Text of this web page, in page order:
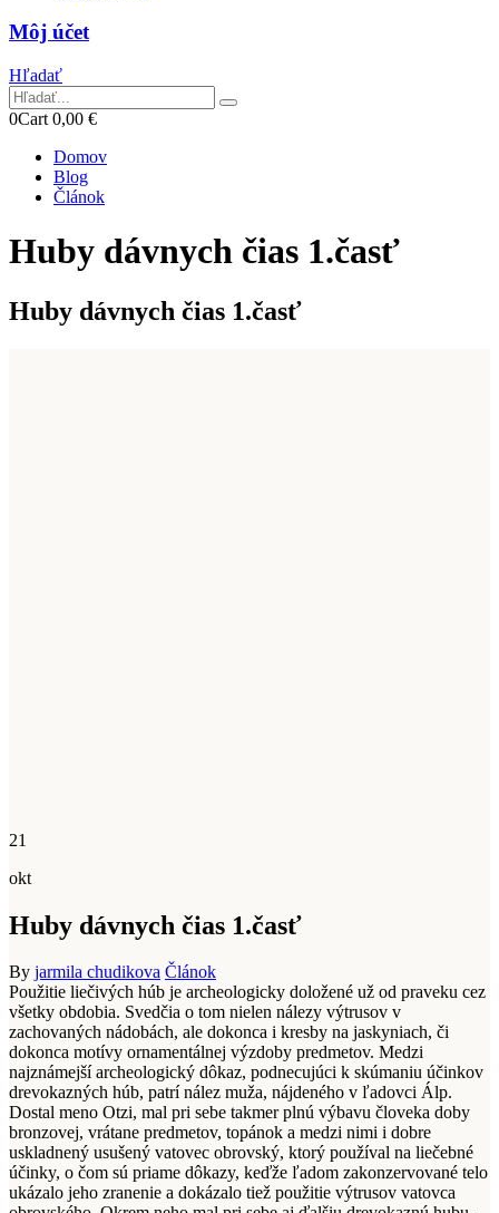
Môj účet
Hľadať
0Cart 0,00 €
Domov
Blog
Článok
Huby dávnych čias 1.časť
Huby dávnych čias 1.časť
21
okt
Huby dávnych čias 1.časť
By jarmila chudikova Článok
Použitie liečivých húb je archeologicky doložené už od praveku cez
všetky obdobia. Svedčia o tom nielen nálezy výtrusov v
zachovaných nádobách, ale dokonca i kresby na jaskyniach, či
dokonca motívy ornamentálnej výzdoby predmetov. Medzi
najznámejší archeologický dôkaz, podnecujúci k skúmaniu účinkov
drevokazných húb, patrí nález muža, nájdeného v ľadovci Álp.
Dostal meno Otzi, mal pri sebe takmer plnú výbavu človeka doby
bronzovej, vrátane predmetov, topánok a medzi nimi i dobre
uskladnený usušený vatovec obrovský, ktorý používal na liečebné
účinky, o čom sú priame dôkazy, keďže ľadom zakonzervované telo
ukázalo jeho zranenie a dokázalo tiež použitie výtrusov vatovca